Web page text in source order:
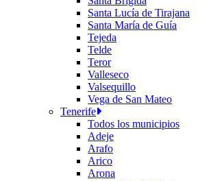
Santa Lucía de Tirajana
Santa María de Guía
Tejeda
Telde
Teror
Valleseco
Valsequillo
Vega de San Mateo
Tenerife
Todos los municipios
Adeje
Arafo
Arico
Arona